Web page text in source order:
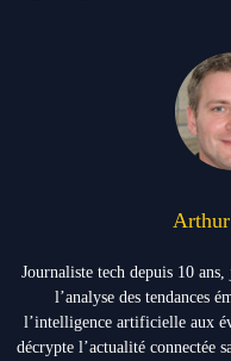
Journaliste tech depuis 10
l’analyse des tendances
l’intelligence artificielle aux
décrypte l’actualité connectée